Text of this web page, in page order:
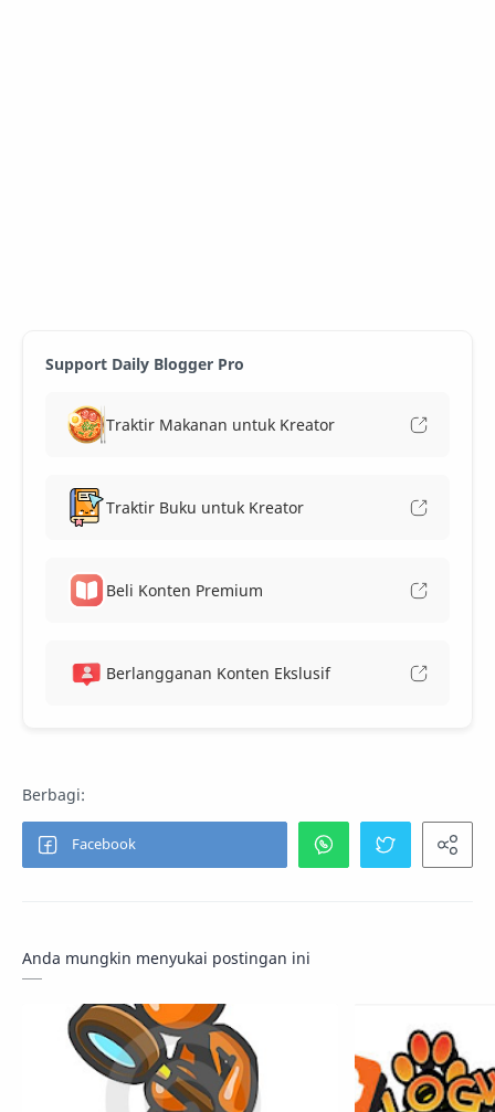
Support Daily Blogger Pro
Traktir Makanan untuk Kreator
Traktir Buku untuk Kreator
Beli Konten Premium
Berlangganan Konten Ekslusif
Anda mungkin menyukai postingan ini